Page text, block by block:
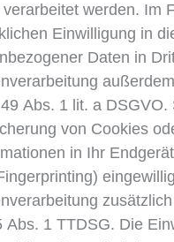
verarbeitet werden. Im
Einwilligung in
Daten in
Abs. 1 lit. a DSGVO.
von Cookies
in Ihr
Abs. 1 TTDSG. Die